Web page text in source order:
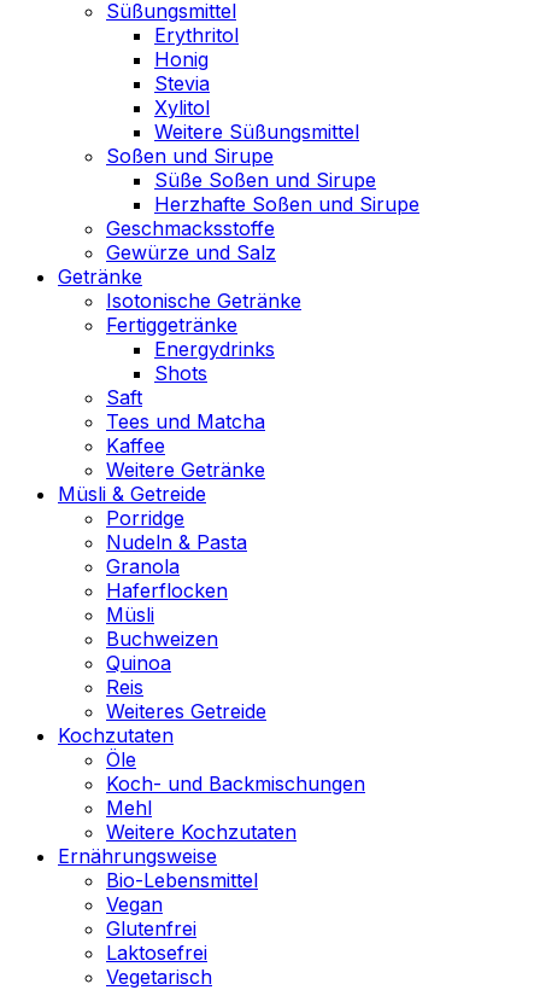
Süßungsmittel
Erythritol
Honig
Stevia
Xylitol
Weitere Süßungsmittel
Soßen und Sirupe
Süße Soßen und Sirupe
Herzhafte Soßen und Sirupe
Geschmacksstoffe
Gewürze und Salz
Getränke
Isotonische Getränke
Fertiggetränke
Energydrinks
Shots
Saft
Tees und Matcha
Kaffee
Weitere Getränke
Müsli & Getreide
Porridge
Nudeln & Pasta
Granola
Haferflocken
Müsli
Buchweizen
Quinoa
Reis
Weiteres Getreide
Kochzutaten
Öle
Koch- und Backmischungen
Mehl
Weitere Kochzutaten
Ernährungsweise
Bio-Lebensmittel
Vegan
Glutenfrei
Laktosefrei
Vegetarisch